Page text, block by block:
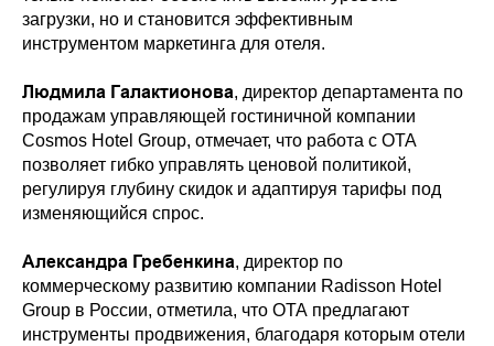
загрузки, но и становится эффективным
инструментом маркетинга для отеля.
Людмила Галактионова, директор департамента по
продажам управляющей гостиничной компании
Cosmos Hotel Group, отмечает, что работа с OTA
позволяет гибко управлять ценовой политикой,
регулируя глубину скидок и адаптируя тарифы под
изменяющийся спрос.
Александра Гребенкина, директор по
коммерческому развитию компании Radisson Hotel
Group в России, отметила, что ОТА предлагают
инструменты продвижения, благодаря которым отели